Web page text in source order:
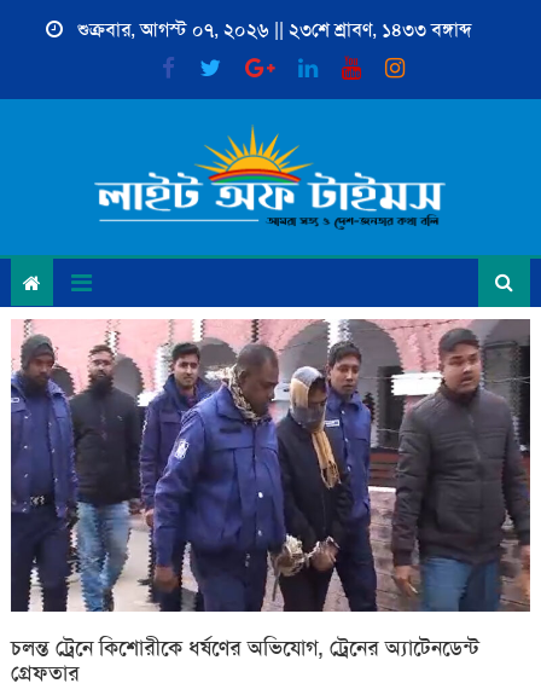
শুক্রবার, আগস্ট ০৭, ২০২৬ || ২৩শে শ্রাবণ, ১৪৩৩ বঙ্গাব্দ
চলন্ত ট্রেনে কিশোরীকে ধর্ষণের অভিযোগ, ট্রেনের অ্যাটেনডেন্ট
গ্রেফতার